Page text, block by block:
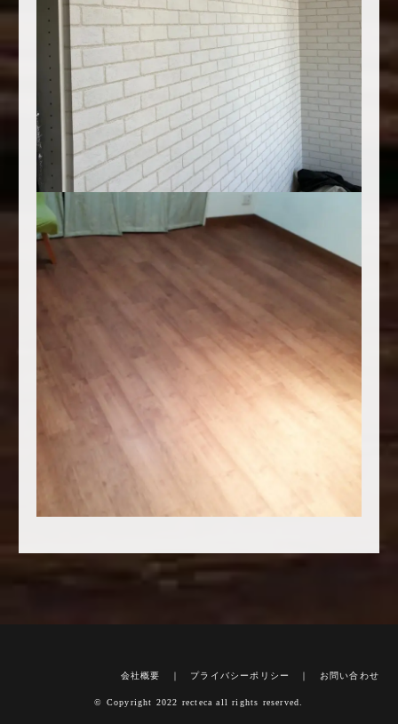
会社概要 プライバシーポリシー お問い合わせ
© Copyright 2022 recteca all rights reserved.